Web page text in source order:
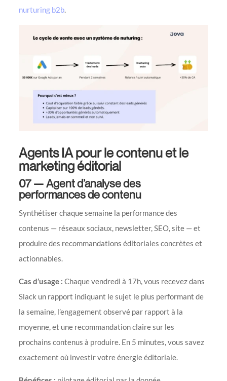
nurturing b2b.
Agents IA pour le contenu et le
marketing éditorial
07 — Agent d’analyse des
performances de contenu
Synthétiser chaque semaine la performance des
contenus — réseaux sociaux, newsletter, SEO, site — et
produire des recommandations éditoriales concrètes et
actionnables.
Cas d’usage : Chaque vendredi à 17h, vous recevez dans
Slack un rapport indiquant le sujet le plus performant de
la semaine, l’engagement observé par rapport à la
moyenne, et une recommandation claire sur les
prochains contenus à produire. En 5 minutes, vous savez
exactement où investir votre énergie éditoriale.